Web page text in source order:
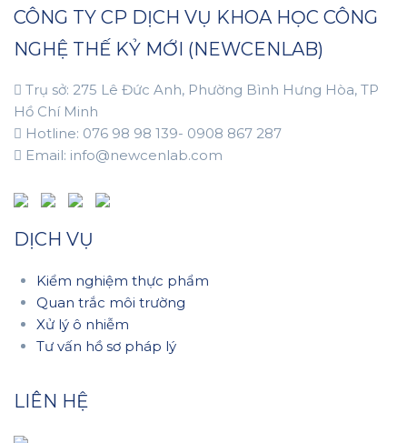
CÔNG TY CP DỊCH VỤ KHOA HỌC CÔNG
NGHỆ THẾ KỶ MỚI (NEWCENLAB)
Trụ sở: 275 Lê Đức Anh, Phường Bình Hưng Hòa, TP
Hồ Chí Minh
Hotline: 076 98 98 139- 0908 867 287
Email: info@newcenlab.com
DỊCH VỤ
Kiểm nghiệm thực phẩm
Quan trắc môi trường
Xử lý ô nhiễm
Tư vấn hồ sơ pháp lý
LIÊN HỆ